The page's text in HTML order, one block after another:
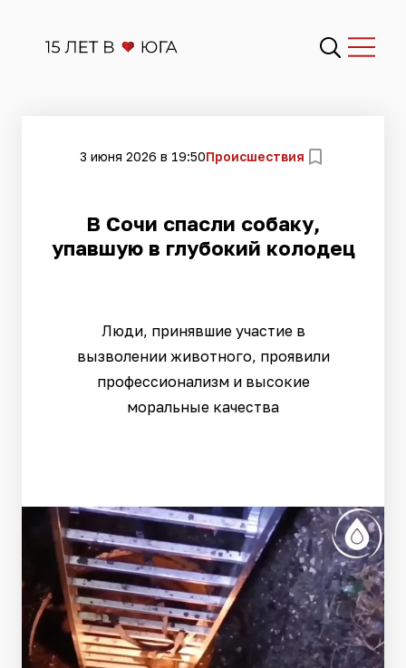
3 июня 2026 в 19:50Происшествия
В Сочи спасли собаку,
упавшую в глубокий колодец
Люди, принявшие участие в
вызволении животного, проявили
профессионализм и высокие
моральные качества